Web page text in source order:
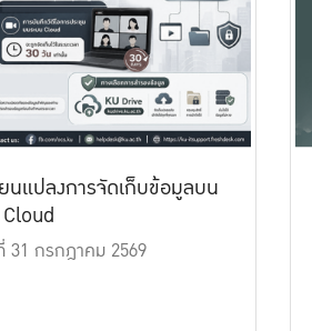
นแปลงการจัดเก็บข้อมูลบน
31 กรกฎาคม 2569